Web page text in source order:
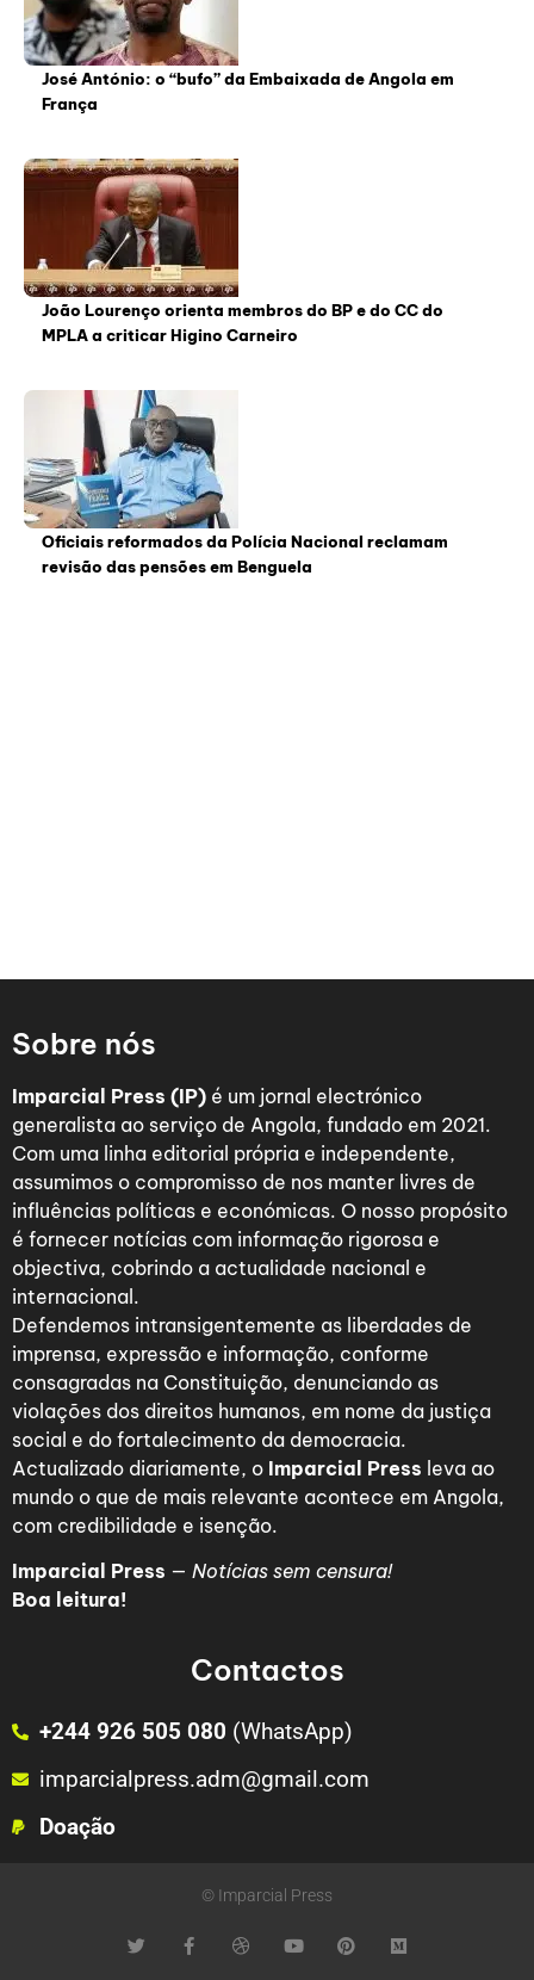
José António: o “bufo” da Embaixada de Angola em
França
João Lourenço orienta membros do BP e do CC do
MPLA a criticar Higino Carneiro
Oficiais reformados da Polícia Nacional reclamam
revisão das pensões em Benguela
Sobre nós
Imparcial Press (IP) é um jornal electrónico
generalista ao serviço de Angola, fundado em 2021.
Com uma linha editorial própria e independente,
assumimos o compromisso de nos manter livres de
influências políticas e económicas. O nosso propósito
é fornecer notícias com informação rigorosa e
objectiva, cobrindo a actualidade nacional e
internacional.
Defendemos intransigentemente as liberdades de
imprensa, expressão e informação, conforme
consagradas na Constituição, denunciando as
violações dos direitos humanos, em nome da justiça
social e do fortalecimento da democracia.
Actualizado diariamente, o Imparcial Press leva ao
mundo o que de mais relevante acontece em Angola,
com credibilidade e isenção.
Imparcial Press — Notícias sem censura!
Boa leitura!
Contactos
+244 926 505 080 (WhatsApp)
imparcialpress.adm@gmail.com
Doação
© Imparcial Press